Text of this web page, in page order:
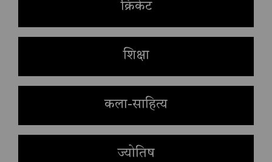
क्रिकेट
शिक्षा
कला-साहित्य
ज्योतिष